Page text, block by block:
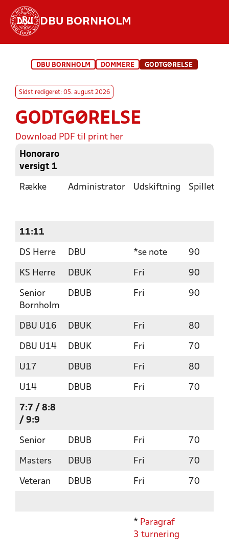
DBU BORNHOLM
STILLINGER, RESULTATER, KLUBBER OG
DBU BORNHOLM DOMMERE GODTGØRELSE
Sidst redigeret: 05. august 2026
GODTGØRELSE
Download PDF til print her
Honoraro
versigt 1
Række Administrator Udskiftning Spilletid
11:11
DS Herre DBU *se note 90
KS Herre DBUK Fri 90
Senior
Bornholm
DBUB Fri 90
DBU U16 DBUK Fri 80
DBU U14 DBUK Fri 70
U17 DBUB Fri 80
U14 DBUB Fri 70
7:7 / 8:8
/ 9:9
Senior DBUB Fri 70
Masters DBUB Fri 70
Veteran DBUB Fri 70
* Paragraf
3 turnering